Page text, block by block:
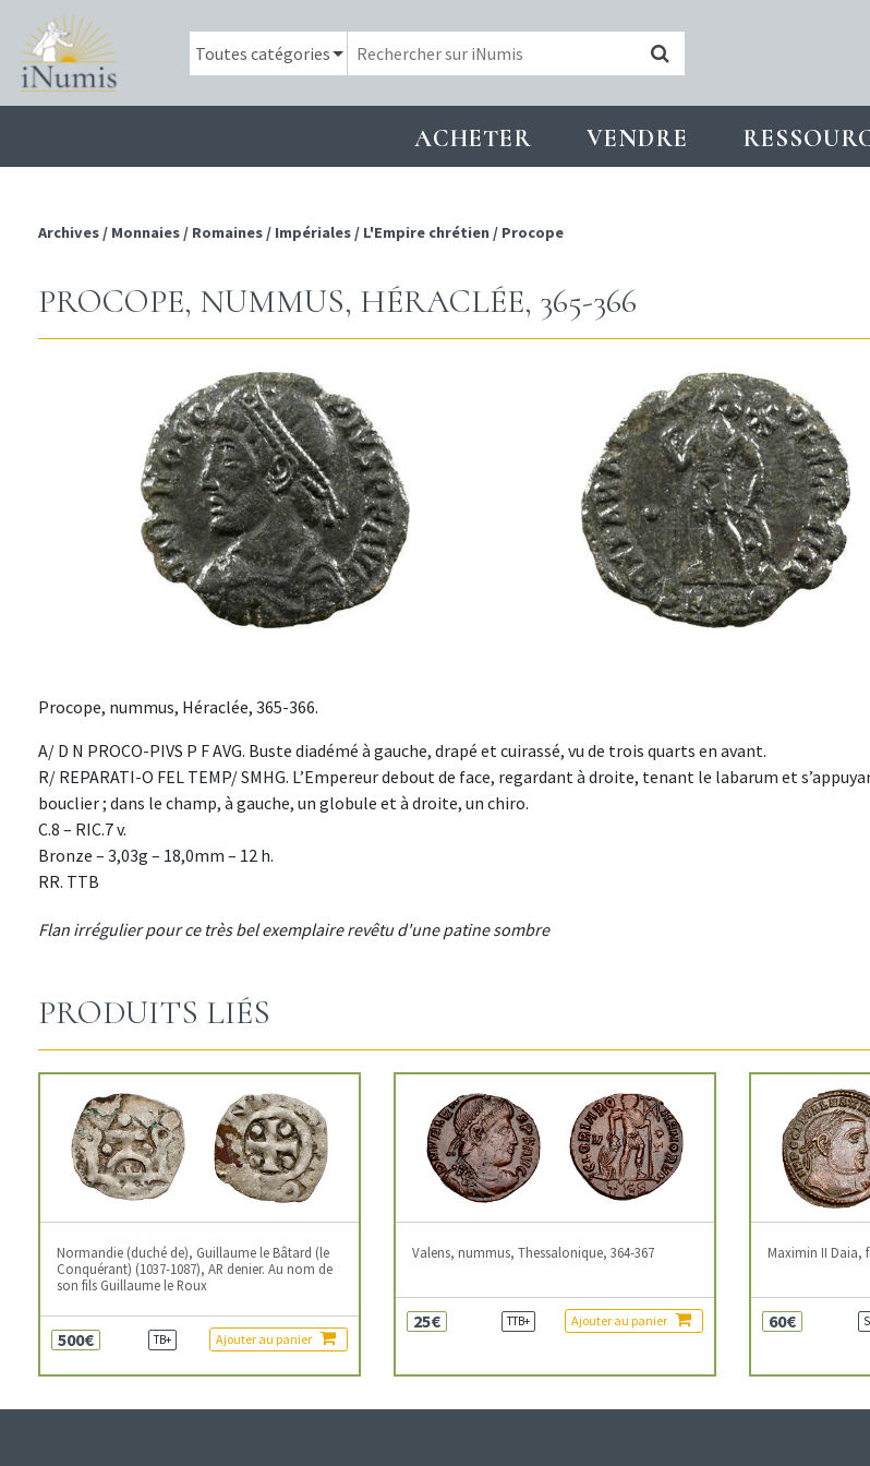
ACHETER VENDRE
Archives / Monnaies / Romaines / Impériales / L'Empire chrétien / Procope
PROCOPE, NUMMUS, HÉRACLÉE, 365-366
Procope, nummus, Héraclée, 365-366.
A/ D N PROCO-PIVS P F AVG. Buste diadémé à gauche, drapé et cuirassé, vu de trois quarts en avant.
R/ REPARATI-O FEL TEMP/ SMHG. L’Empereur debout de face, regardant à droite, tenant le labarum et
bouclier ; dans le champ, à gauche, un globule et à droite, un chiro.
C.8 – RIC.7 v.
Bronze – 3,03g – 18,0mm – 12 h.
RR. TTB
Flan irrégulier pour ce très bel exemplaire revêtu d'une patine sombre
PRODUITS LIÉS
Normandie (duché de), Guillaume le Bâtard (le
Conquérant) (1037-1087), AR denier. Au nom de
son fils Guillaume le Roux
500€ TB+ Ajouter au panier
Valens, nummus, Thessalonique, 364-367
25€ TTB+ Ajouter au panier
Maximin II Daia,
60€